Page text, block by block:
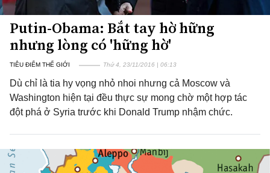
Putin-Obama: Bắt tay hờ hững
nhưng lòng có 'hững hờ'
TIÊU ĐIỂM THẾ GIỚI Thứ 4, 23/11/2016 | 06:13
Dù chỉ là tia hy vọng nhỏ nhoi nhưng cả Moscow và
Washington hiện tại đều thực sự mong chờ một hợp tác
đột phá ở Syria trước khi Donald Trump nhậm chức.